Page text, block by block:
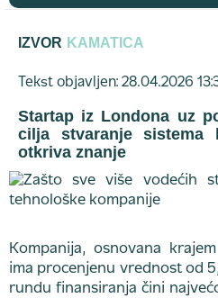
IZVOR KAMATICA
Tekst objavljen: 28.04.2026
Startap iz Londona uz
cilja stvaranje
otkriva znanje
Kompanija, osnovana
ima procenjenu vrednost od
rundu finansiranja čini